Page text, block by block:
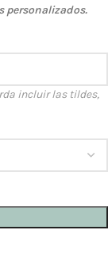
personalizados.
incluir las tildes,